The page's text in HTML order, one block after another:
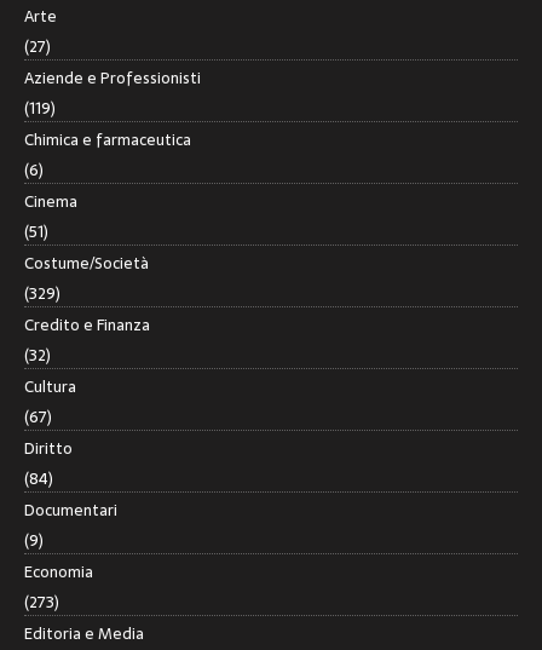
Arte
(27)
Aziende e Professionisti
(119)
Chimica e farmaceutica
(6)
Cinema
(51)
Costume/Società
(329)
Credito e Finanza
(32)
Cultura
(67)
Diritto
(84)
Documentari
(9)
Economia
(273)
Editoria e Media